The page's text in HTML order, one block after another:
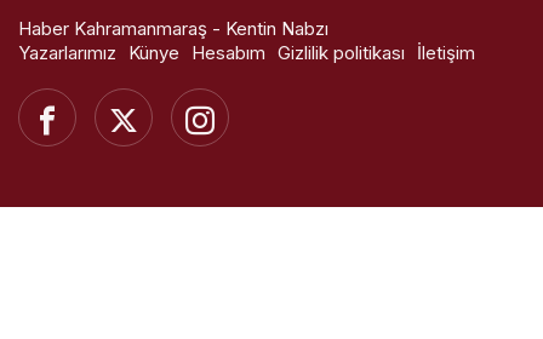
Haber Kahramanmaraş - Kentin Nabzı
Yazarlarımız
Künye Hesabım Gizlilik politikası İletişim